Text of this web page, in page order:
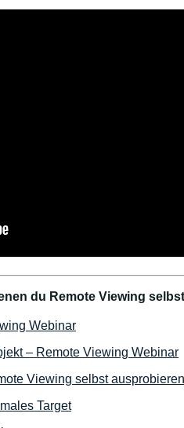
du Remote Viewing
Webinar
– Remote Viewing Webinar
Viewing selbst ausprobieren
Target